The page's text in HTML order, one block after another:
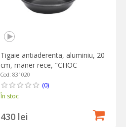
Tigaie antiaderenta, aluminiu, 20
cm, maner rece, "CHOC
EXTREME" - de Buyer
Cod: 831020
(0)
În stoc
430 lei